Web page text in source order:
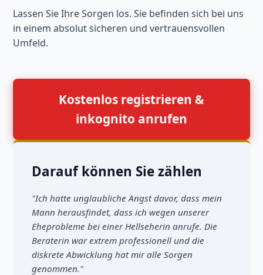
Lassen Sie Ihre Sorgen los. Sie befinden sich bei uns
in einem absolut sicheren und vertrauensvollen
Umfeld.
Kostenlos registrieren &
inkognito anrufen
Darauf können Sie zählen
"Ich hatte unglaubliche Angst davor, dass mein
Mann herausfindet, dass ich wegen unserer
Eheprobleme bei einer Hellseherin anrufe. Die
Beraterin war extrem professionell und die
diskrete Abwicklung hat mir alle Sorgen
genommen."